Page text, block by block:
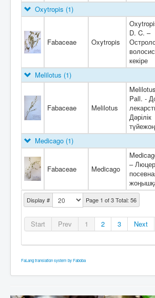
Display # Page 1 of 3 Total: 56
Start Prev 1 2 3 Next
Oxytropis (1)
Fabaceae Oxytropis
D. C. –
кекіре
Melilotus (1)
Fabaceae Melilotus
Pall. -
Дәрілік
Medicago (1)
Fabaceae Medicago
–
FaLang translation system by Faboba